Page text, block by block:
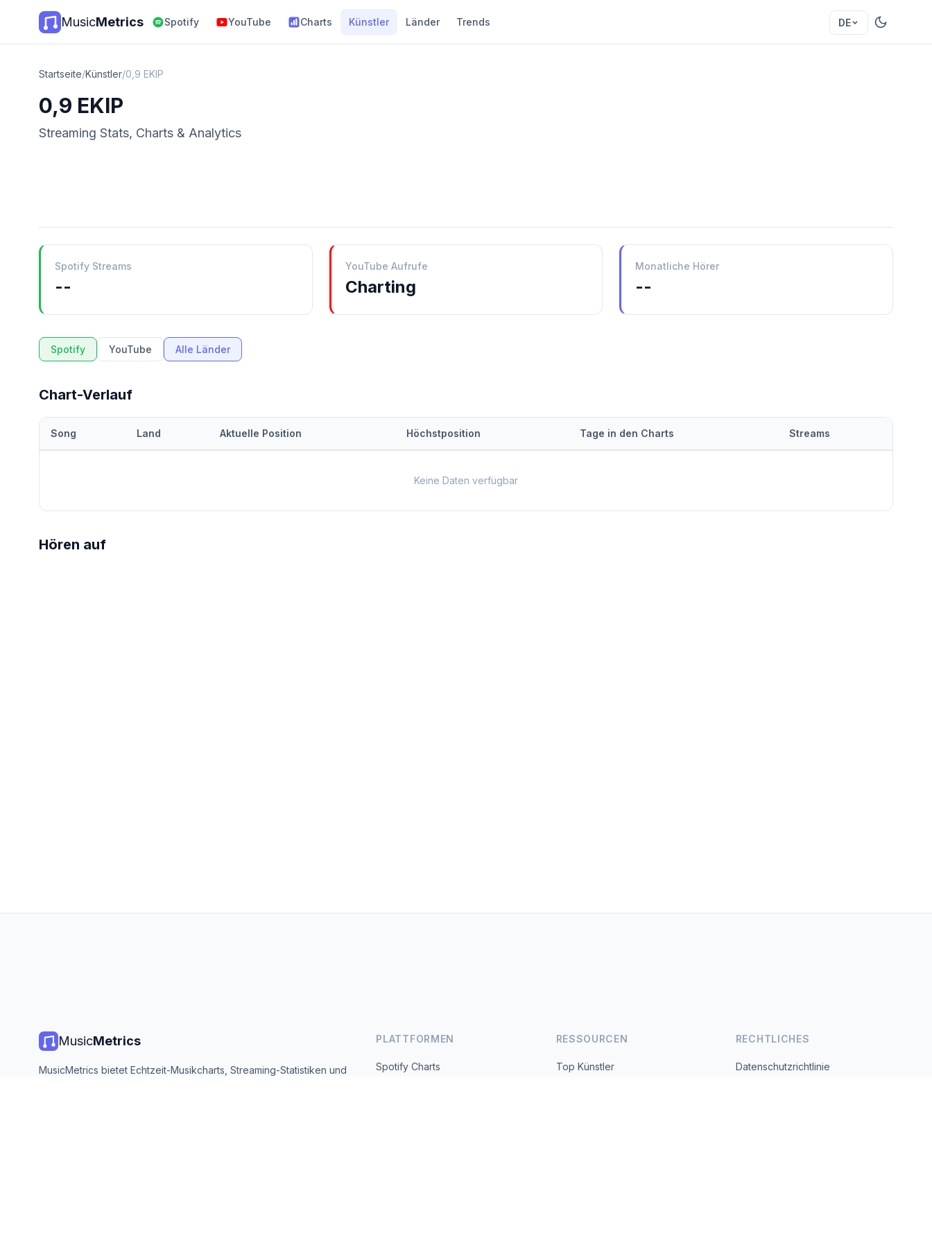
MusicMetrics Spotify YouTube Charts Künstler Länder Trends DE
Startseite/Künstler/0,9 EKIP
0,9 EKIP
Streaming Stats, Charts & Analytics
Spotify Streams
--
YouTube Aufrufe
Charting
Monatliche Hörer
--
Spotify YouTube Alle Länder
Chart-Verlauf
Song Land Aktuelle Position Höchstposition Tage in den Charts Streams
Keine Daten verfügbar
Hören auf
MusicMetrics
MusicMetrics bietet Echtzeit-Musikcharts, Streaming-Statistiken und
PLATTFORMEN
Spotify Charts
RESSOURCEN
Top Künstler
RECHTLICHES
Datenschutzrichtlinie